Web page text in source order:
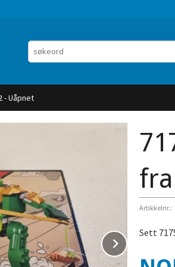
- Uåpnet
Next
Artikkelnr.:
Sett